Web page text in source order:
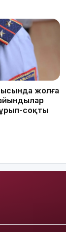
жолға
ұрып-соқты